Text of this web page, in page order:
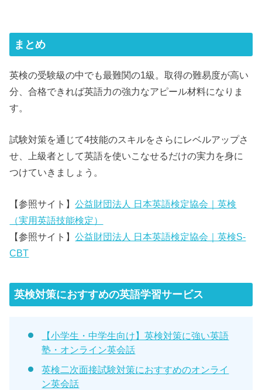
まとめ
英検の受験級の中でも最難関の1級。取得の難易度が高い
分、合格できれば英語力の強力なアピール材料になりま
す。
試験対策を通じて4技能のスキルをさらにレベルアップさ
せ、上級者として英語を使いこなせるだけの実力を身に
つけていきましょう。
【参照サイト】公益財団法人 日本英語検定協会｜英検
（実用英語技能検定）
【参照サイト】公益財団法人 日本英語検定協会｜英検S-
CBT
英検対策におすすめの英語学習サービス
【小学生・中学生向け】英検対策に強い英語
塾・オンライン英会話
英検二次面接試験対策におすすめのオンライ
ン英会話